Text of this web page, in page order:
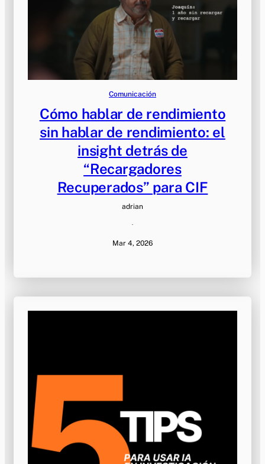
Comunicación
Cómo hablar de rendimiento
sin hablar de rendimiento: el
insight detrás de
“Recargadores
Recuperados” para CIF
adrian
·
Mar 4, 2026